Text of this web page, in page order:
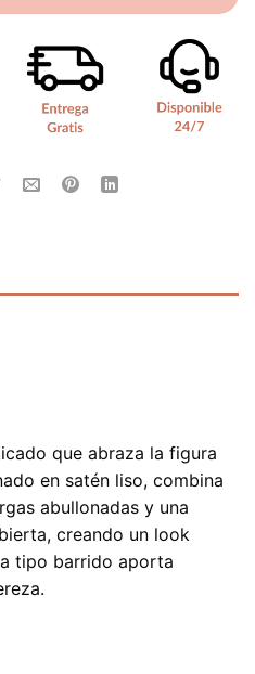
que abraza la figura
en satén liso, combina
abullonadas y una
creando un look
tipo barrido aporta